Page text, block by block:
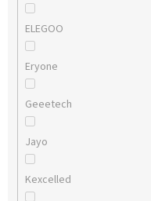
ELEGOO
Eryone
Geeetech
Jayo
Kexcelled